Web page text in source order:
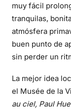
muy fácil
tranquilas,
atmósfera
buen punto de
sin perder un
La mejor idea
el Musée de la
au ciel, Paul